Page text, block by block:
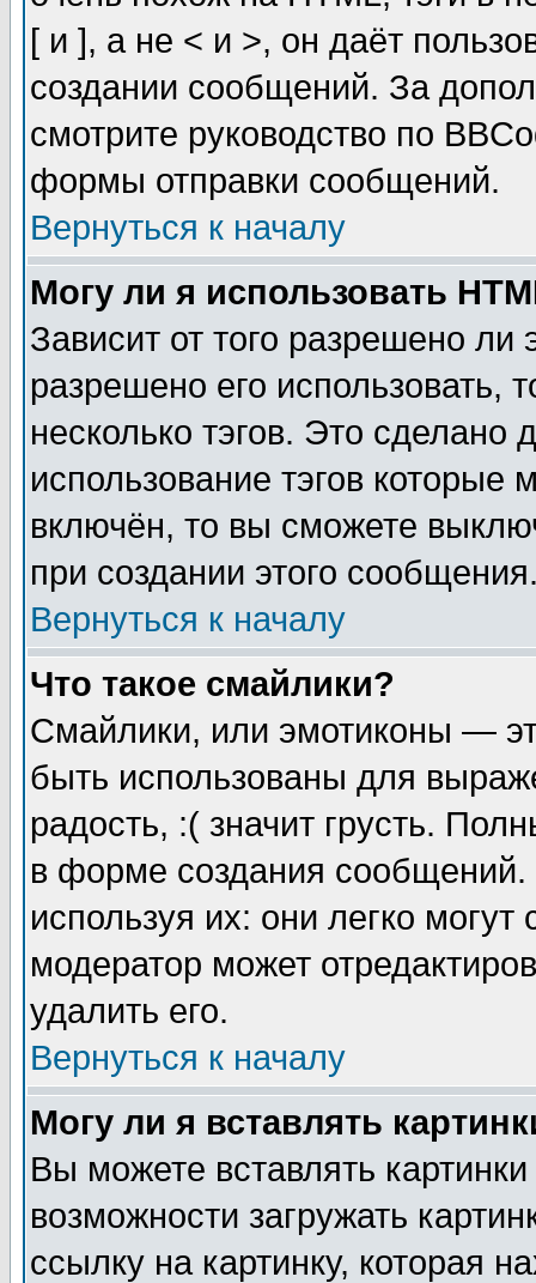
[ и ], а не < и >, он даёт
создании сообщений. За
смотрите руководство по
формы отправки сообщений.
Вернуться к началу
Могу ли я использовать
Зависит от того разрешено
разрешено его использовать,
несколько тэгов. Это сделано
использование тэгов
включён, то вы сможете
при создании этого
Вернуться к началу
Что такое смайлики?
Смайлики, или эмотиконы —
быть использованы для
радость, :( значит грусть.
в форме создания сообщений.
используя их: они легко
модератор может
удалить его.
Вернуться к началу
Могу ли я вставлять
Вы можете вставлять
возможности загружать
ссылку на картинку, которая